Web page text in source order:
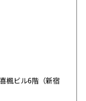
楓ビル6階（新宿